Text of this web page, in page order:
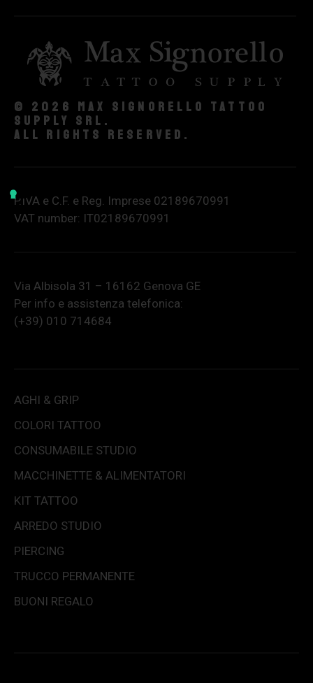
© 2026 Max Signorello Tattoo
supply srl.
All rights reserved.
P.IVA e C.F. e Reg. Imprese 02189670991
VAT number: IT02189670991
Via Albisola 31 – 16162 Genova GE
Per info e assistenza telefonica:
(+39) 010 714684
AGHI & GRIP
COLORI TATTOO
CONSUMABILE STUDIO
MACCHINETTE & ALIMENTATORI
KIT TATTOO
ARREDO STUDIO
PIERCING
TRUCCO PERMANENTE
BUONI REGALO